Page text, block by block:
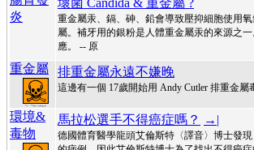
炎
壞菌 Candida & 重金屬 ?
重金屬汞、鎘、砷、鉛會導致壓抑細胞使用
屬。補牙用的銀粉是人體重金屬汞的來源之
應。 -- 原
重金屬 排重金屬永遠不嫌晚
這邊有一個 17歲開始用 Andy Cutler 排重金
環境&
毒物
馬拉松選手不得癌症嗎？ →|
德國體育醫學龍頭艾倫斯特〈譯音〉博士發